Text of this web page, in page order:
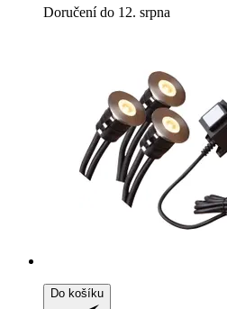
Doručení do 12. srpna
Do košíku